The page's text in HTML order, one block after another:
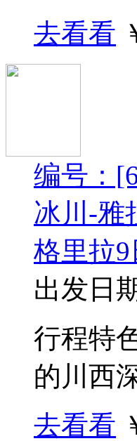
去看看
编号：
冰川-雅
格里拉9
出发日
行程特
的川西
去看看